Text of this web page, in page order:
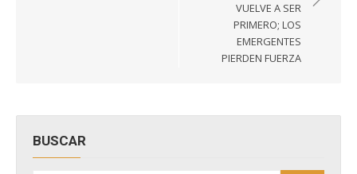
VUELVE A SER
PRIMERO; LOS
EMERGENTES
PIERDEN FUERZA
BUSCAR